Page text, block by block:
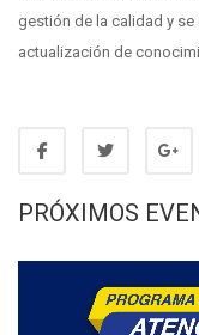
gestión de la calidad y
actualización de
PRÓXIMOS